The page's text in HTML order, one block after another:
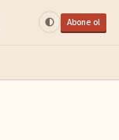
Abone ol